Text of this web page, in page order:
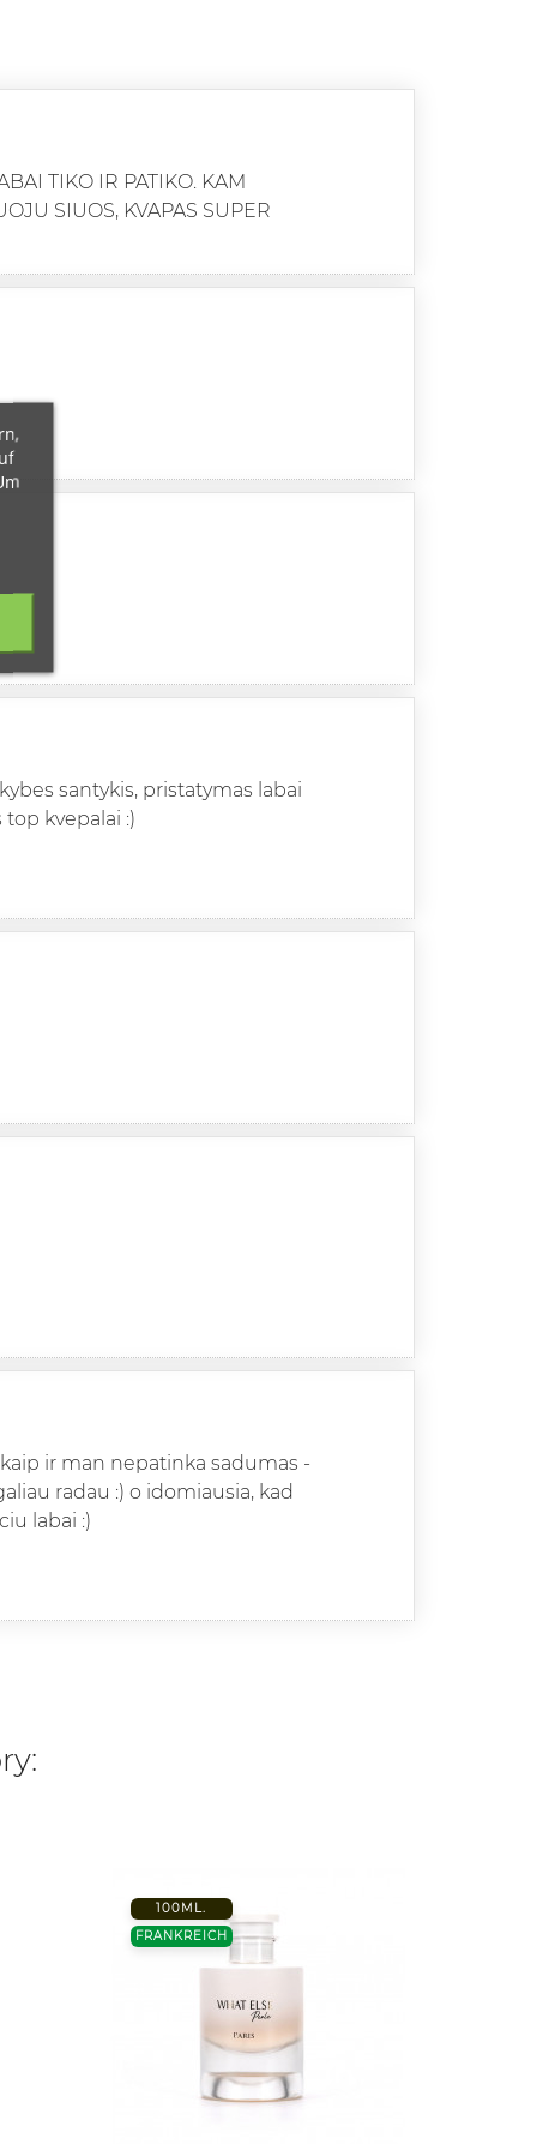
TIKO IR PATIKO. KAM
SIUOS, KVAPAS SUPER
santykis, pristatymas labai
top kvepalai :)
kaip ir man nepatinka sadumas -
radau :) o idomiausia, kad
labai :)
100ML.
FRANKREICH